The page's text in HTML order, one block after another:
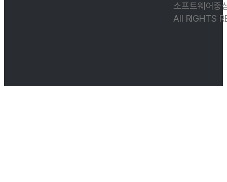
소프트웨어중
All RIGHTS